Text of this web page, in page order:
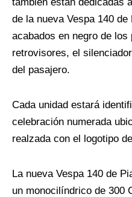
de la nueva Vespa 140
acabados en negro de
retrovisores, el
del pasajero.
Cada unidad estará
celebración numerada
realzada con el logotipo
La nueva Vespa 140 de
un monocilíndrico de 300